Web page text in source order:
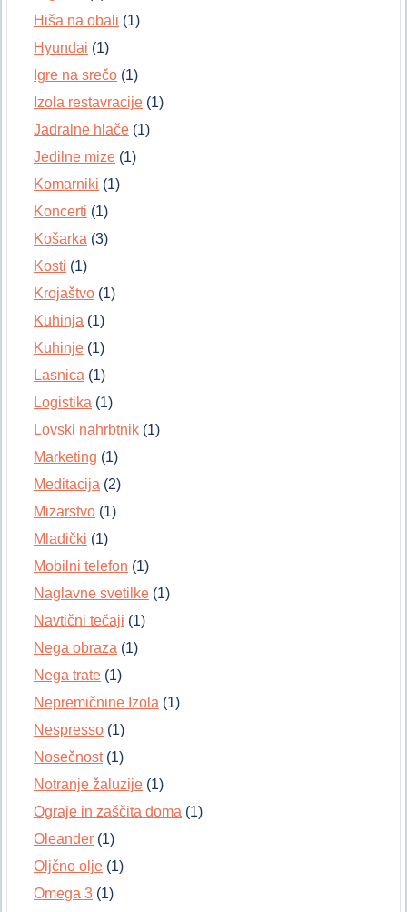
Hiša na obali (1)
Hyundai (1)
Igre na srečo (1)
Izola restavracije (1)
Jadralne hlače (1)
Jedilne mize (1)
Komarniki (1)
Koncerti (1)
Košarka (3)
Kosti (1)
Krojaštvo (1)
Kuhinja (1)
Kuhinje (1)
Lasnica (1)
Logistika (1)
Lovski nahrbtnik (1)
Marketing (1)
Meditacija (2)
Mizarstvo (1)
Mladički (1)
Mobilni telefon (1)
Naglavne svetilke (1)
Navtični tečaji (1)
Nega obraza (1)
Nega trate (1)
Nepremičnine Izola (1)
Nespresso (1)
Nosečnost(1)
Notranje žaluzije (1)
Ograje in zaščita doma (1)
Oleander (1)
Oljčno olje (1)
Omega 3 (1)